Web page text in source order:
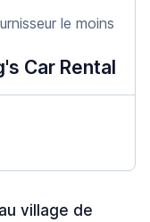
le moins
Car Rental
village de